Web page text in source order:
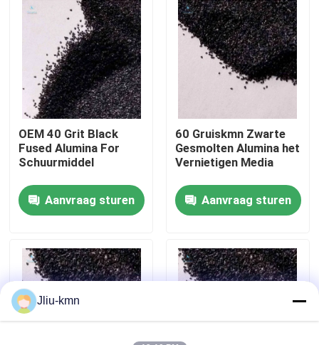
Over ons
Fabriekstocht
Kwaliteitscontrole
Neem contact met ons op
Nieuws
Gevallen
VR
OEM 40 Grit Black
Fused Alumina For
Schuurmiddel
Aanvraag sturen
60 Gruiskmn Zwarte
Gesmolten Alumina het
Vernietigen Media
Aanvraag sturen
Jliu-kmn